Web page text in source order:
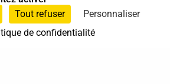
Tout refuser
Personnaliser
de confidentialité